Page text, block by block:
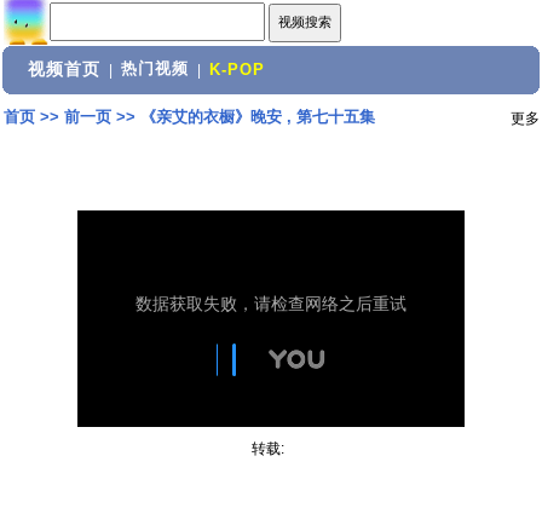
视频首页 热门视频 K-POP
首页>> 前一页>> 《亲艾的衣橱》晚安 , 第七十五集 更多
转载: